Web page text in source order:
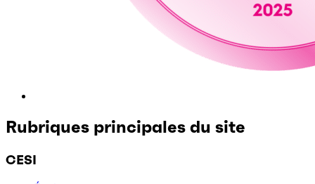
Rubriques principales du site
CESI